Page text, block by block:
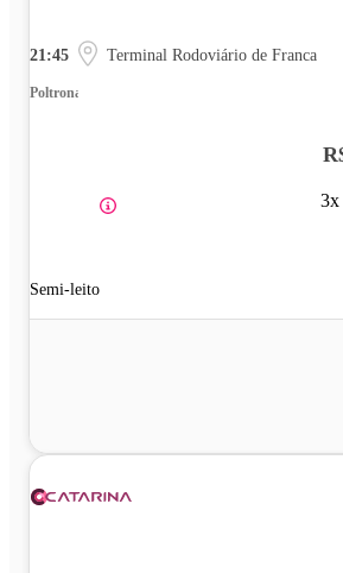
21:45 Terminal Rodoviário de Franca
Poltrona
Semi-leito
3x